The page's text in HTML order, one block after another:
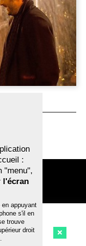
Pour
de
:
"menu",
l'écran
appuyant
s'il en
trouve
droit
.